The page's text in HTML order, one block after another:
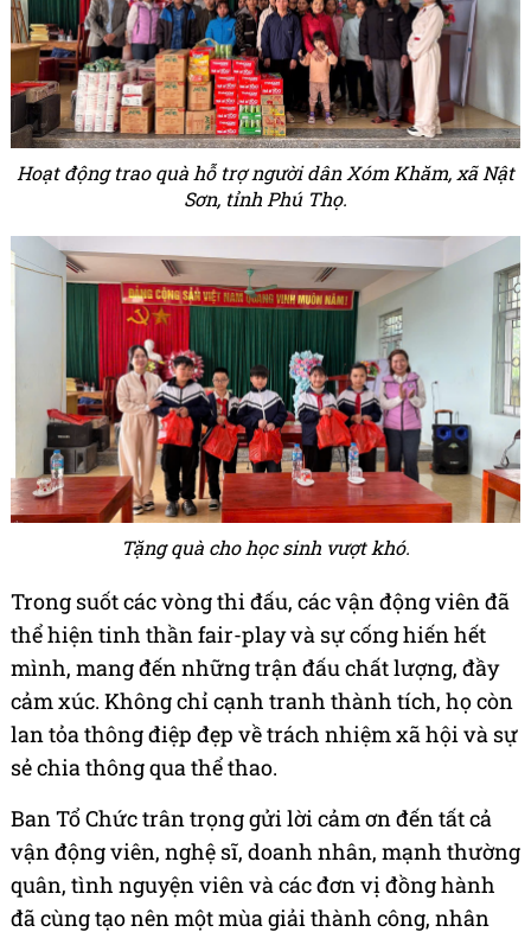
Hoạt động trao quà hỗ trợ người dân Xóm Khăm, xã Nật
Sơn, tỉnh Phú Thọ.
Tặng quà cho học sinh vượt khó.
Trong suốt các vòng thi đấu, các vận động viên đã
thể hiện tinh thần fair-play và sự cống hiến hết
mình, mang đến những trận đấu chất lượng, đầy
cảm xúc. Không chỉ cạnh tranh thành tích, họ còn
lan tỏa thông điệp đẹp về trách nhiệm xã hội và sự
sẻ chia thông qua thể thao.
Ban Tổ Chức trân trọng gửi lời cảm ơn đến tất cả
vận động viên, nghệ sĩ, doanh nhân, mạnh thường
quân, tình nguyện viên và các đơn vị đồng hành
đã cùng tạo nên một mùa giải thành công, nhân